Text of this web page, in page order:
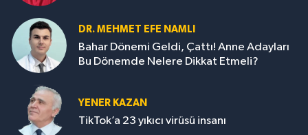
DR. MEHMET EFE NAMLI
Bahar Dönemi Geldi, Çattı! Anne Adayları
Bu Dönemde Nelere Dikkat Etmeli?
YENER KAZAN
TikTok’a 23 yıkıcı virüsü insanı